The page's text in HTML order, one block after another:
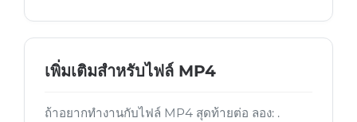
เพิ่มเติมสำหรับไฟล์ MP4
ถ้าอยากทำงานกับไฟล์ MP4 สุดท้ายต่อ ลอง: .